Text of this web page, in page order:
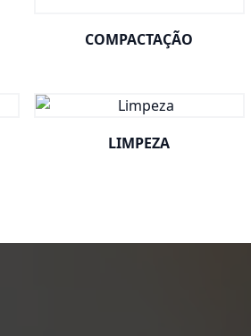
COMPACTAÇÃO
LIMPEZA